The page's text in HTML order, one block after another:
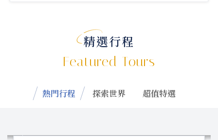
精選行程
Featured Tours
熱門行程 探索世界 超值特選